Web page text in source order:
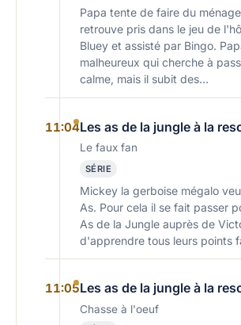
Papa tente de faire du
retrouve pris dans le jeu de
Bluey et assisté par Bingo.
malheureux qui cherche à
calme, mais il subit des…
11:04Les as de la jungle à la
Le faux fan
SÉRIE
Mickey la gerboise mégalo
As. Pour cela il se fait passer
As de la Jungle auprès de
d'apprendre tous leurs points
11:05Les as de la jungle à la
Chasse à l'oeuf